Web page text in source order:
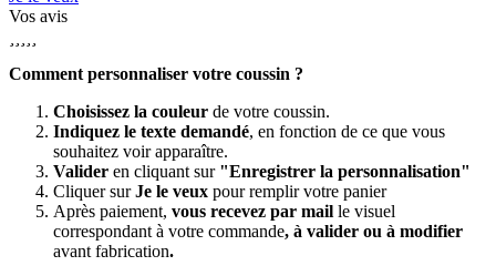
Vos avis
Comment personnaliser votre coussin ?
Choisissez la couleur de votre coussin.
Indiquez le texte demandé, en fonction de ce que vous
souhaitez voir apparaître.
Valider en cliquant sur "Enregistrer la personnalisation"
Cliquer surJe le veux pour remplir votre panier
Après paiement, vous recevez par mail le visuel
correspondant à votre commande, à valider ou à modifier
avant fabrication.